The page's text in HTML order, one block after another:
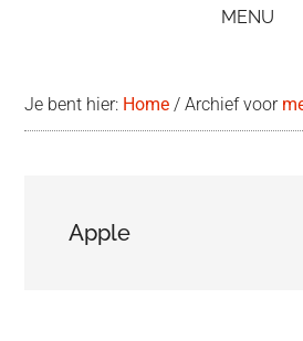
MENU
Je bent hier: Home / Archief voor
Apple